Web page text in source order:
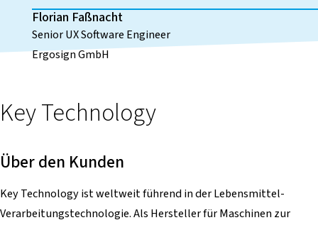
Florian Faßnacht
Senior UX Software Engineer
Ergosign GmbH
Key Technology
Über den Kunden
Key Technology ist weltweit führend in der Lebensmittel-
Verarbeitungstechnologie. Als Hersteller für Maschinen zur